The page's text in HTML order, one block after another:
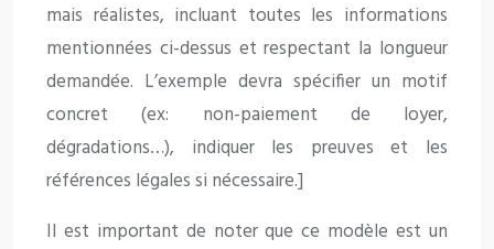
mais réalistes, incluant toutes les informations
mentionnées ci-dessus et respectant la longueur
demandée. L’exemple devra spécifier un motif
concret (ex: non-paiement de loyer,
dégradations…), indiquer les preuves et les
références légales si nécessaire.]
Il est important de noter que ce modèle est un